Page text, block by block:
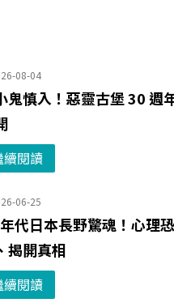
08-04
鬼慎入！惡靈古堡 30 週
續閱讀
06-25
代日本長野驚魂！心理
揭開真相
續閱讀